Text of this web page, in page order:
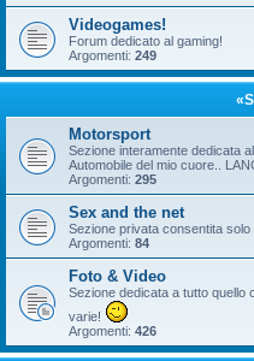
Videogames!
Forum dedicato al gaming!
Argomenti: 249
Motorsport
Sezione interamente dedicata
Automobile del mio cuore..
Argomenti: 295
Sex and the net
Sezione privata consentita
Argomenti: 84
Foto & Video
Sezione dedicata a tutto quello
varie!
Argomenti: 426